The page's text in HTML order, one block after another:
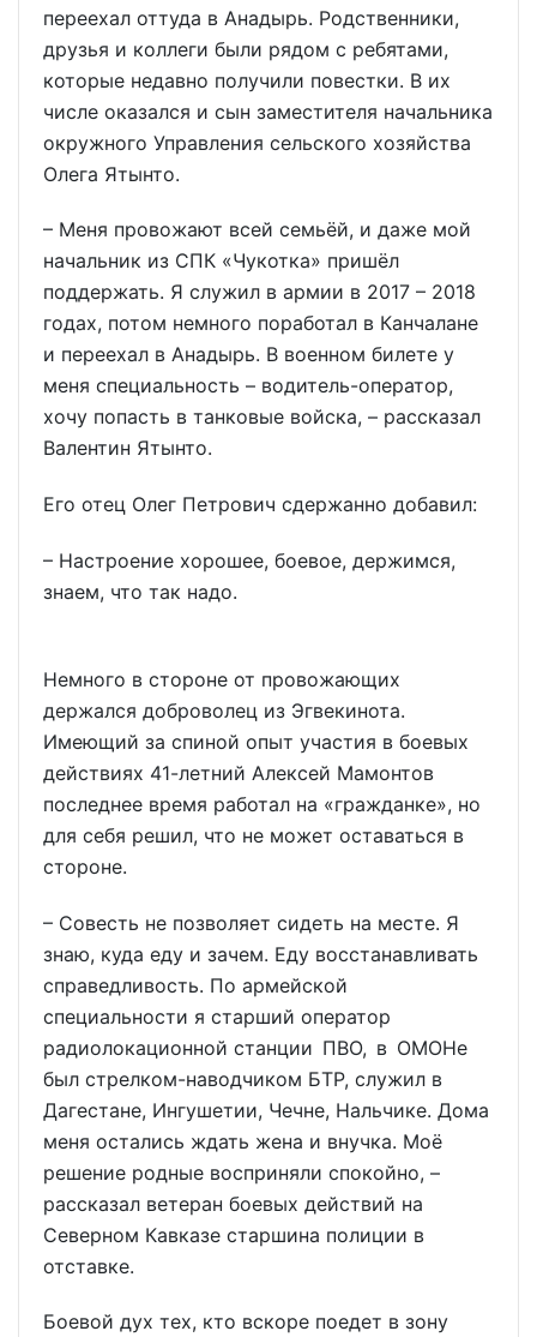
переехал оттуда в Анадырь. Родственники,
друзья и коллеги были рядом с ребятами,
которые недавно получили повестки. В их
числе оказался и сын заместителя начальника
окружного Управления сельского хозяйства
Олега Ятынто.
– Меня провожают всей семьёй, и даже мой
начальник из СПК «Чукотка» пришёл
поддержать. Я служил в армии в 2017 – 2018
годах, потом немного поработал в Канчалане
и переехал в Анадырь. В военном билете у
меня специальность – водитель-оператор,
хочу попасть в танковые войска, – рассказал
Валентин Ятынто.
Его отец Олег Петрович сдержанно добавил:
– Настроение хорошее, боевое, держимся,
знаем, что так надо.
Немного в стороне от провожающих
держался доброволец из Эгвекинота.
Имеющий за спиной опыт участия в боевых
действиях 41-летний Алексей Мамонтов
последнее время работал на «гражданке», но
для себя решил, что не может оставаться в
стороне.
– Совесть не позволяет сидеть на месте. Я
знаю, куда еду и зачем. Еду восстанавливать
справедливость. По армейской
специальности я старший оператор
радиолокационной станции ПВО, в ОМОНе
был стрелком-наводчиком БТР, служил в
Дагестане, Ингушетии, Чечне, Нальчике. Дома
меня остались ждать жена и внучка. Моё
решение родные восприняли спокойно, –
рассказал ветеран боевых действий на
Северном Кавказе старшина полиции в
отставке.
Боевой дух тех, кто вскоре поедет в зону